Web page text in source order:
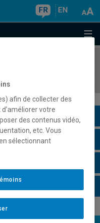
FR EN
afin de collecter des
votre
des contenus vidéo,
etc. Vous
sélectionnant